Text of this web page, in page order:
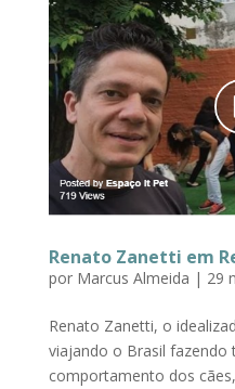
Renato Zanetti em
por Marcus Almeida | 29
Renato Zanetti, o
viajando o Brasil fazendo
comportamento dos